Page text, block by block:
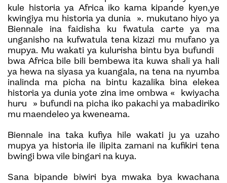
kule historia ya Africa iko kama kipande kyen,ye
kwingiya mu historia ya dunia ». mukutano hiyo ya
Biennale ina faidisha ku fwatula carte ya ma
unganisho na kufwatula tena kizazi mu mufano ya
mupya. Mu wakati ya kulurisha bintu bya bufundi
bwa Africa bile bili bembewa ita kuwa shali ya hali
ya hewa na siyasa ya kuangala, na tena na nyumba
inalinda ma picha na bintu kazalika bina elekea
historia ya dunia yote zina ime ombwa « kwiyacha
huru » bufundi na picha iko pakachi ya mabadiriko
mu maendeleo ya kweneama.
Biennale ina taka kufiya hile wakati ju ya uzaho
mupya ya historia ile ilipita zamani na kufikiri tena
bwingi bwa vile bingari na kuya.
Sana bipande biwiri bya mwaka bya kwachana